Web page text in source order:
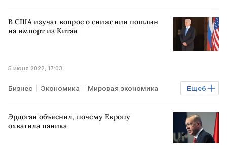
В США изучат вопрос о снижении пошлин
на импорт из Китая
5 июня 2022, 17:03
Еще6
Бизнес Экономика Мировая экономика
США КИТАЙ импорт пошлины
Джо Байден санкции против РФ
Эрдоган объяснил, почему Европу
охватила паника